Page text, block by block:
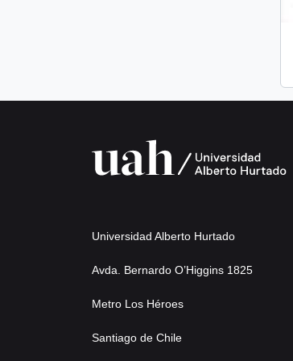
Universidad Alberto Hurtado
Avda. Bernardo O’Higgins 1825
Metro Los Héroes
Santiago de Chile